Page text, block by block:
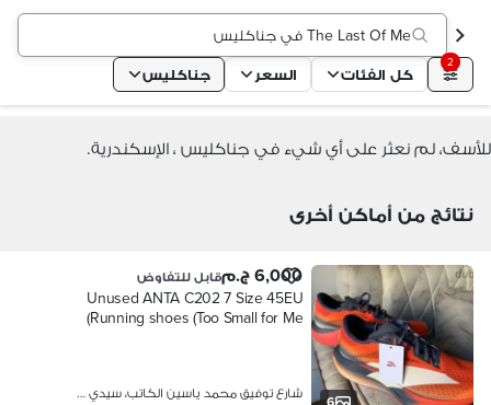
The Last Of Me في جناكليس
2
كل الفئات السعر جناكليس
للأسف، لم نعثر على أي شيء في جناكليس ، الإسكندرية.
نتائج من أماكن أخرى
6
6,000 ج.م قابل للتفاوض
Unused ANTA C202 7 Size 45EU
Running shoes (Too Small for Me)
شارع توفيق محمد ياسين الكاتب، سيدي …